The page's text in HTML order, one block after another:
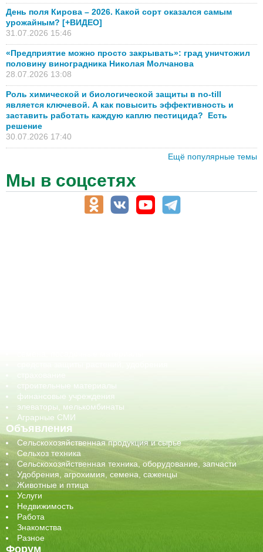
День поля Кирова – 2026. Какой сорт оказался самым
урожайным? [+ВИДЕО]
31.07.2026 15:46
«Предприятие можно просто закрывать»: град уничтожил
половину виноградника Николая Молчанова
28.07.2026 13:08
Роль химической и биологической защиты в no-till
является ключевой. А как повысить эффективность и
заставить работать каждую каплю пестицида? Есть
решение
30.07.2026 17:40
Ещё популярные темы
Мы в соцсетях
строительные материалы
финансовые учреждения
элеваторы, мелькомбинаты
Аграрные СМИ
Объявления
Сельскохозяйственная продукция и сырье
Сельхоз техника
Сельскохозяйственная техника, оборудование, запчасти
Удобрения, агрохимия, семена, саженцы
Животные и птица
Услуги
Недвижимость
Работа
Знакомства
Разное
Форум